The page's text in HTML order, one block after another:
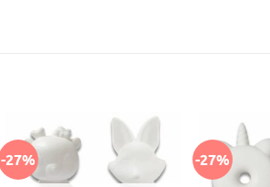
-27% -27%